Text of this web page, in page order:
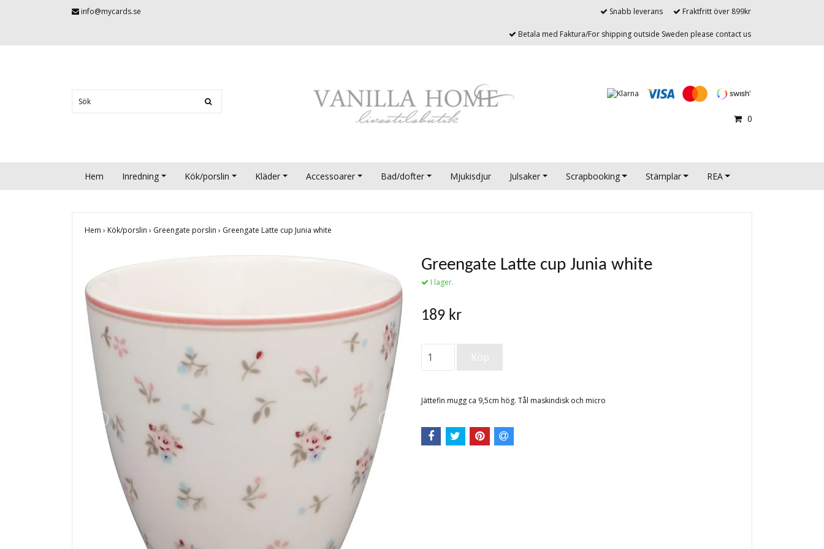
info@mycards.se Snabb leverans Fraktfritt över 899kr
Betala med Faktura/For shipping outside Sweden please contact us
0
Hem Inredning Kök/porslin Kläder Accessoarer Bad/dofter Mjukisdjur Julsaker Scrapbooking Stämplar REA
Hem › Kök/porslin › Greengate porslin › Greengate Latte cup Junia white
Greengate Latte cup Junia white
I lager.
189 kr
Jättefin mugg ca 9,5cm hög. Tål maskindisk och micro